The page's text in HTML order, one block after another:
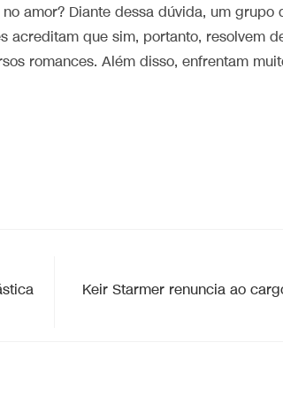
amor? Diante dessa dúvida, um grupo
acreditam que sim, portanto, resolvem
romances. Além disso, enfrentam
Keir Starmer renuncia ao